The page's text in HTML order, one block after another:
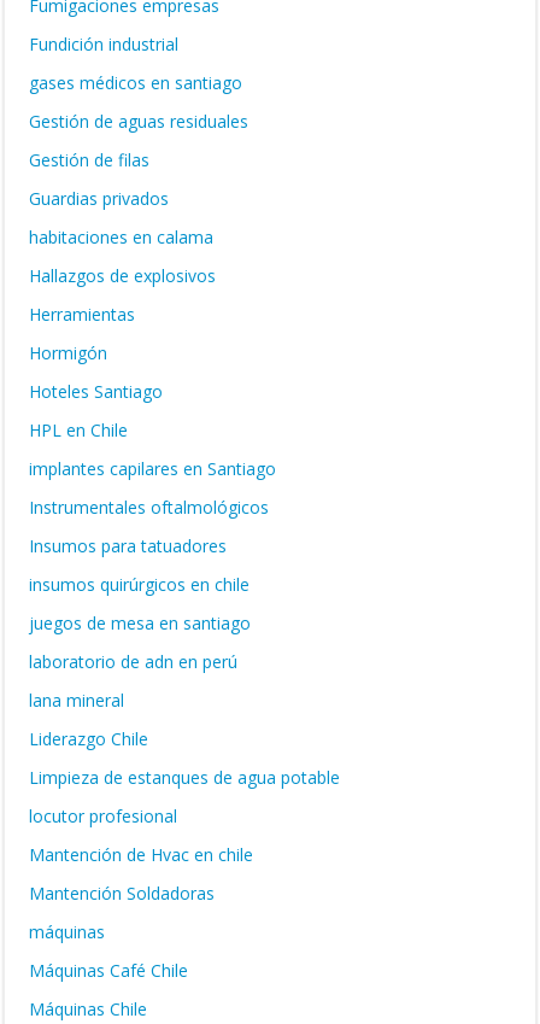
Fumigaciones empresas
Fundición industrial
gases médicos en santiago
Gestión de aguas residuales
Gestión de filas
Guardias privados
habitaciones en calama
Hallazgos de explosivos
Herramientas
Hormigón
Hoteles Santiago
HPL en Chile
implantes capilares en Santiago
Instrumentales oftalmológicos
Insumos para tatuadores
insumos quirúrgicos en chile
juegos de mesa en santiago
laboratorio de adn en perú
lana mineral
Liderazgo Chile
Limpieza de estanques de agua potable
locutor profesional
Mantención de Hvac en chile
Mantención Soldadoras
máquinas
Máquinas Café Chile
Máquinas Chile